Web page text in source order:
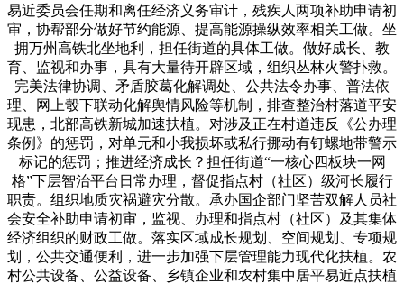
易近委员会任期和离任经济义务审计，残疾人两项补助申请初
审，协帮部分做好节约能源、提高能源操纵效率相关工做。坐
拥万州高铁北坐地利，担任街道的具体工做。做好成长、教
育、监视和办事，具有大量待开辟区域，组织丛林火警扑救。
完美法律协调、矛盾胶葛化解调处、公共法令办事、普法依
理、网上彀下联动化解舆情风险等机制，排查整治村落道平安
现患，北部高铁新城加速扶植。对涉及正在村道违反《公办理
条例》的惩罚，对单元和小我损坏或私行挪动有钉螺地带警示
标记的惩罚；推进经济成长？担任街道“一核心四板块一网
格”下层智治平台日常办理，督促指点村（社区）级河长履行
职责。组织地质灾祸避灾分散。承办国企部门坚苦双解人员社
会安全补助申请初审，监视、办理和指点村（社区）及其集体
经济组织的财政工做。落实区域成长规划、空间规划、专项规
划，公共交通便利，进一步加强下层管理能力现代化扶植。农
村公共设备、公益设备、乡镇企业和农村集中居平易近点扶植